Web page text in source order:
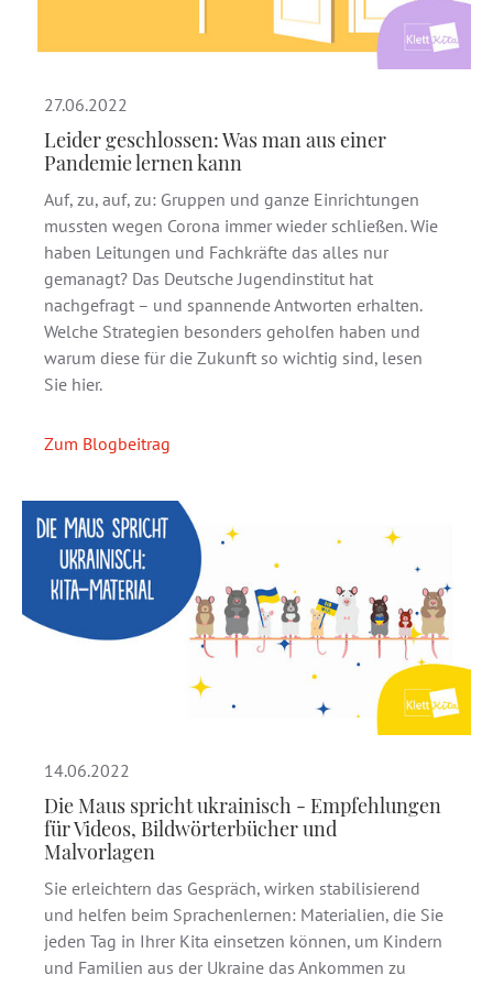
27.06.2022
Leider geschlossen: Was man aus einer
Pandemie lernen kann
Auf, zu, auf, zu: Gruppen und ganze Einrichtungen
mussten wegen Corona immer wieder schließen. Wie
haben Leitungen und Fachkräfte das alles nur
gemanagt? Das Deutsche Jugendinstitut hat
nachgefragt – und spannende Antworten erhalten.
Welche Strategien besonders geholfen haben und
warum diese für die Zukunft so wichtig sind, lesen
Sie hier.
Zum Blogbeitrag
14.06.2022
Die Maus spricht ukrainisch - Empfehlungen
für Videos, Bildwörterbücher und
Malvorlagen
Sie erleichtern das Gespräch, wirken stabilisierend
und helfen beim Sprachenlernen: Materialien, die Sie
jeden Tag in Ihrer Kita einsetzen können, um Kindern
und Familien aus der Ukraine das Ankommen zu